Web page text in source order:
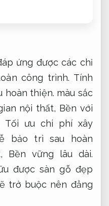
ứng được các chỉ
công trình. Tính
hoàn thiện. màu sắc
nội thất, Bền với
Tối ưu chi phí xây
bảo trì sau hoàn
Bền vững lâu dài.
được sàn gỗ đẹp
trở buộc nên đẳng